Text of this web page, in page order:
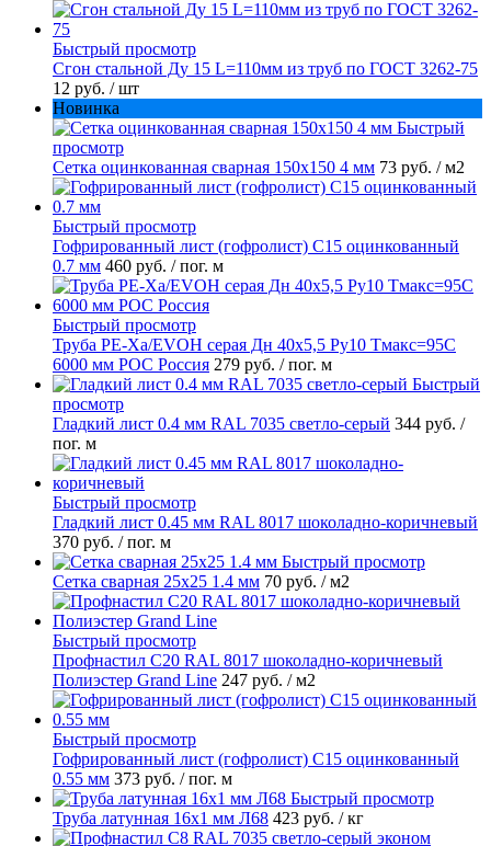
Быстрый просмотр
Сгон стальной Ду 15 L=110мм из труб по ГОСТ 3262-75
12 руб. / шт
Новинка
Быстрый
просмотр
Сетка оцинкованная сварная 150х150 4 мм 73 руб. / м2
Быстрый просмотр
Гофрированный лист (гофролист) С15 оцинкованный
0.7 мм 460 руб. / пог. м
Быстрый просмотр
Труба PE-Xa/EVOH серая Дн 40х5,5 Ру10 Тмакс=95C
6000 мм РОС Россия 279 руб. / пог. м
Быстрый
просмотр
Гладкий лист 0.4 мм RAL 7035 светло-серый 344 руб. /
пог. м
Быстрый просмотр
Гладкий лист 0.45 мм RAL 8017 шоколадно-коричневый
370 руб. / пог. м
Быстрый просмотр
Сетка сварная 25х25 1.4 мм 70 руб. / м2
Быстрый просмотр
Профнастил С20 RAL 8017 шоколадно-коричневый
Полиэстер Grand Line 247 руб. / м2
Быстрый просмотр
Гофрированный лист (гофролист) С15 оцинкованный
0.55 мм 373 руб. / пог. м
Быстрый просмотр
Труба латунная 16х1 мм Л68 423 руб. / кг